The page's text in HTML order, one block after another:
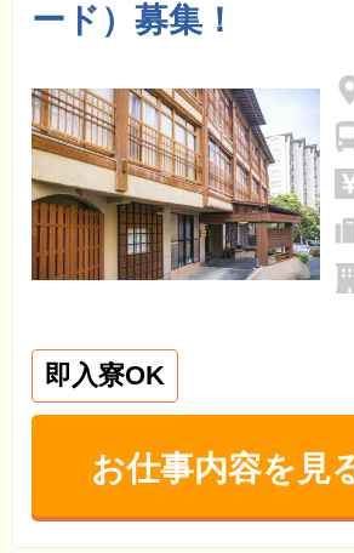
ード）募集！
即入寮OK
お仕事内容を見